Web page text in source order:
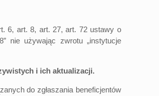
6, art. 8, art. 27, art. 72 ustawy o
nie używając zwrotu „instytucje
i ich aktualizacji.
do zgłaszania beneficjentów